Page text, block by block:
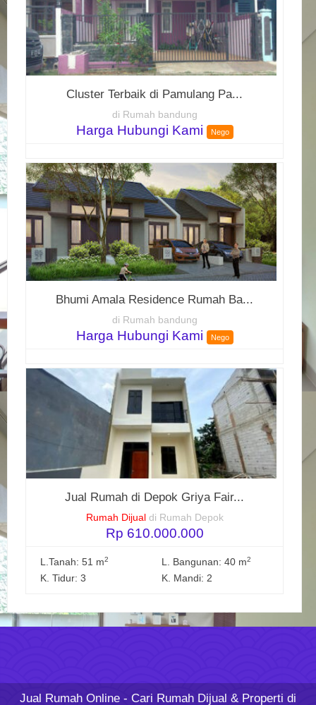
Cluster Terbaik di Pamulang Pa...
di Rumah bandung
Harga Hubungi Kami Nego
Bhumi Amala Residence Rumah Ba...
di Rumah bandung
Harga Hubungi Kami Nego
Jual Rumah di Depok Griya Fair...
Rumah Dijual di Rumah Depok
Rp 610.000.000
L.Tanah: 51 m2 L. Bangunan: 40 m2
K. Tidur: 3 K. Mandi: 2
Jual Rumah Online - Cari Rumah Dijual & Properti di